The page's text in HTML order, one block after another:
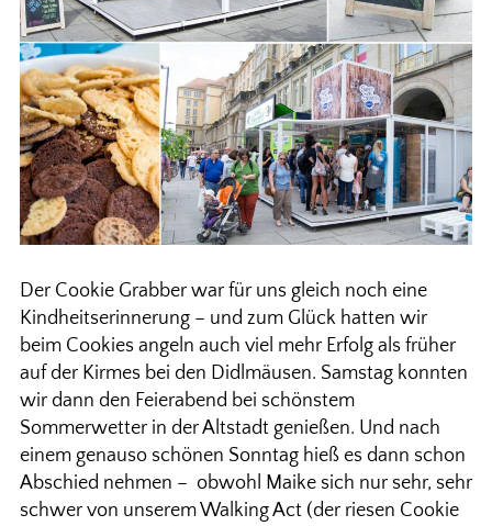
Der Cookie Grabber war für uns gleich noch eine
Kindheitserinnerung – und zum Glück hatten wir
beim Cookies angeln auch viel mehr Erfolg als früher
auf der Kirmes bei den Didlmäusen. Samstag konnten
wir dann den Feierabend bei schönstem
Sommerwetter in der Altstadt genießen. Und nach
einem genauso schönen Sonntag hieß es dann schon
Abschied nehmen – obwohl Maike sich nur sehr, sehr
schwer von unserem Walking Act (der riesen Cookie